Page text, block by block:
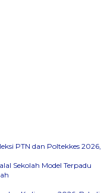
PTN dan Poltekkes 2026,
Sekolah Model Terpadu